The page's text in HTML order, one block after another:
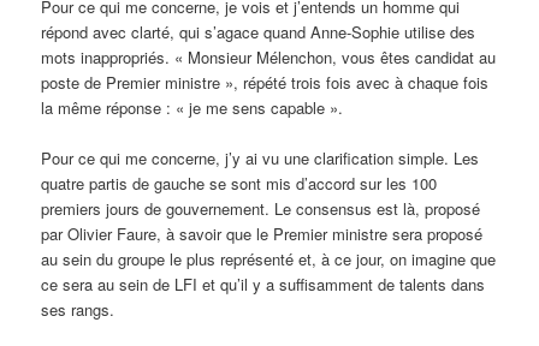
Pour ce qui me concerne, je vois et j’entends un homme qui
répond avec clarté, qui s’agace quand Anne-Sophie utilise des
mots inappropriés. « Monsieur Mélenchon, vous êtes candidat au
poste de Premier ministre », répété trois fois avec à chaque fois
la même réponse : « je me sens capable ».
Pour ce qui me concerne, j’y ai vu une clarification simple. Les
quatre partis de gauche se sont mis d’accord sur les 100
premiers jours de gouvernement. Le consensus est là, proposé
par Olivier Faure, à savoir que le Premier ministre sera proposé
au sein du groupe le plus représenté et, à ce jour, on imagine que
ce sera au sein de LFI et qu’il y a suffisamment de talents dans
ses rangs.